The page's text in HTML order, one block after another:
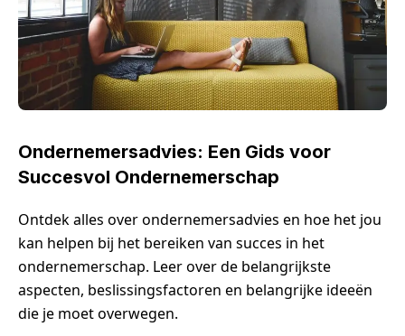
Ondernemersadvies: Een Gids voor
Succesvol Ondernemerschap
Ontdek alles over ondernemersadvies en hoe het jou
kan helpen bij het bereiken van succes in het
ondernemerschap. Leer over de belangrijkste
aspecten, beslissingsfactoren en belangrijke ideeën
die je moet overwegen.